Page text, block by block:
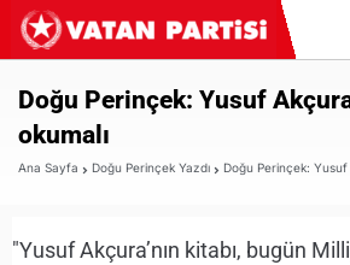
Doğu Perinçek: Yusuf
okumalı
Ana Sayfa Doğu Perinçek Yazdı Doğu Perinçek: Yusuf
"Yusuf Akçura’nın kitabı, bugün